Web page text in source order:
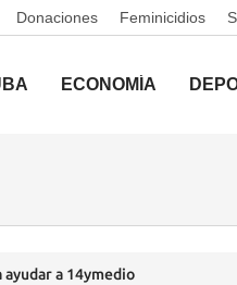
Donaciones Feminicidios
ECONOMÍA
ayudar a 14ymedio